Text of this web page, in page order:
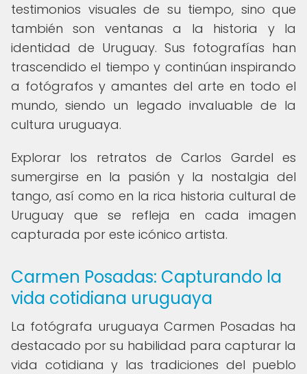
testimonios visuales de su tiempo, sino que
también son ventanas a la historia y la
identidad de Uruguay. Sus fotografías han
trascendido el tiempo y continúan inspirando
a fotógrafos y amantes del arte en todo el
mundo, siendo un legado invaluable de la
cultura uruguaya.
Explorar los retratos de Carlos Gardel es
sumergirse en la pasión y la nostalgia del
tango, así como en la rica historia cultural de
Uruguay que se refleja en cada imagen
capturada por este icónico artista.
Carmen Posadas: Capturando la
vida cotidiana uruguaya
La fotógrafa uruguaya Carmen Posadas ha
destacado por su habilidad para capturar la
vida cotidiana y las tradiciones del pueblo